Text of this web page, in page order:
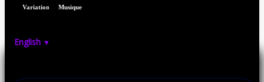
Variations
Musique
English ▼